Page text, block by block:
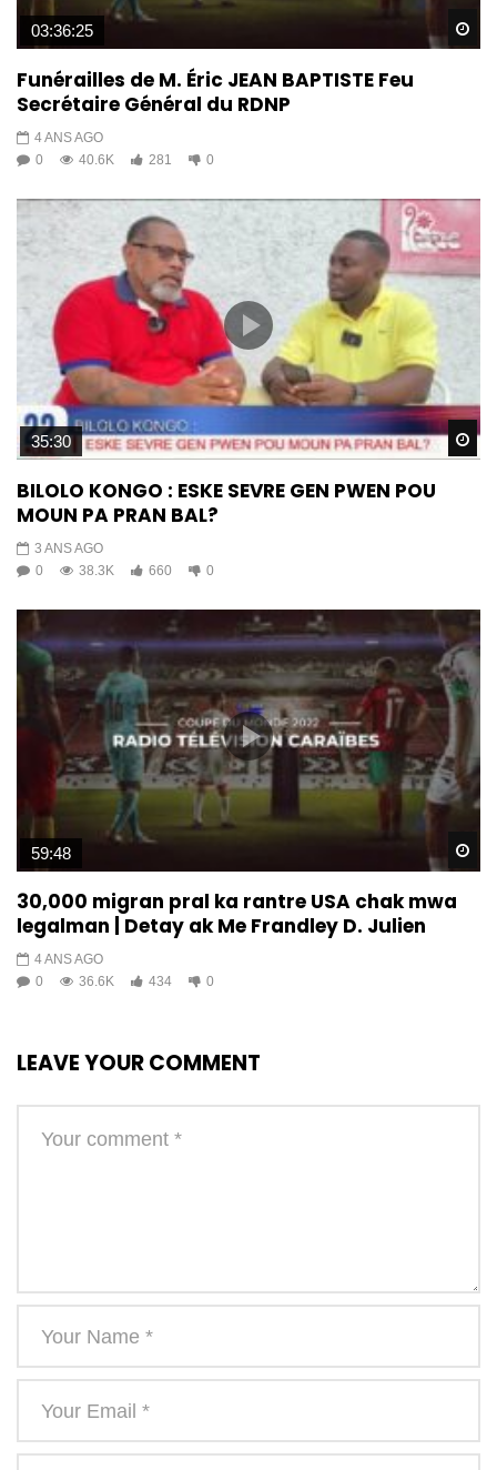
03:36:25
Funérailles de M. Éric JEAN BAPTISTE Feu
Secrétaire Général du RDNP
4 ANS AGO
0
40.6K 281 0
35:30
BILOLO KONGO : ESKE SEVRE GEN PWEN POU
MOUN PA PRAN BAL?
3 ANS AGO
0
38.3K 660 0
59:48
30,000 migran pral ka rantre USA chak mwa
legalman | Detay ak Me Frandley D. Julien
4 ANS AGO
0
36.6K 434 0
LEAVE YOUR COMMENT